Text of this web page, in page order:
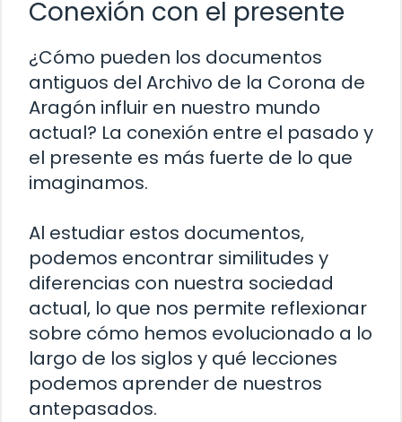
Conexión con el presente
¿Cómo pueden los documentos
antiguos del Archivo de la Corona de
Aragón influir en nuestro mundo
actual? La conexión entre el pasado y
el presente es más fuerte de lo que
imaginamos.
Al estudiar estos documentos,
podemos encontrar similitudes y
diferencias con nuestra sociedad
actual, lo que nos permite reflexionar
sobre cómo hemos evolucionado a lo
largo de los siglos y qué lecciones
podemos aprender de nuestros
antepasados.